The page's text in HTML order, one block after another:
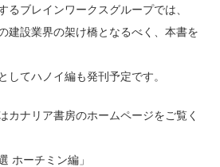
サービス事業におけるコンサルティング・診断サー
るブレインワークスグループでは、
建設業界の架け橋となるべく、本書を
してハノイ編も発刊予定です。
カナリア書房のホームページをご覧く
ホーチミン編」